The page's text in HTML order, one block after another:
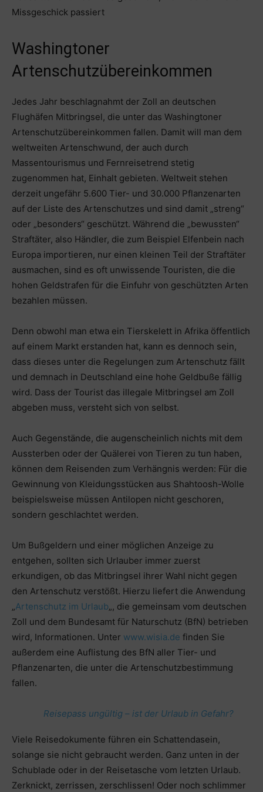
Missgeschick passiert
Washingtoner
Artenschutzübereinkommen
Jedes Jahr beschlagnahmt der Zoll an deutschen
Flughäfen Mitbringsel, die unter das Washingtoner
Artenschutzübereinkommen fallen. Damit will man dem
weltweiten Artenschwund, der auch durch
Massentourismus und Fernreisetrend stetig
zugenommen hat, Einhalt gebieten. Weltweit stehen
derzeit ungefähr 5.600 Tier- und 30.000 Pflanzenarten
auf der Liste des Artenschutzes und sind damit „streng“
oder „besonders“ geschützt. Während die „bewussten“
Straftäter, also Händler, die zum Beispiel Elfenbein nach
Europa importieren, nur einen kleinen Teil der Straftäter
ausmachen, sind es oft unwissende Touristen, die die
hohen Geldstrafen für die Einfuhr von geschützten Arten
bezahlen müssen.
Denn obwohl man etwa ein Tierskelett in Afrika öffentlich
auf einem Markt erstanden hat, kann es dennoch sein,
dass dieses unter die Regelungen zum Artenschutz fällt
und demnach in Deutschland eine hohe Geldbuße fällig
wird. Dass der Tourist das illegale Mitbringsel am Zoll
abgeben muss, versteht sich von selbst.
Auch Gegenstände, die augenscheinlich nichts mit dem
Aussterben oder der Quälerei von Tieren zu tun haben,
können dem Reisenden zum Verhängnis werden: Für die
Gewinnung von Kleidungsstücken aus Shahtoosh-Wolle
beispielsweise müssen Antilopen nicht geschoren,
sondern geschlachtet werden.
Um Bußgeldern und einer möglichen Anzeige zu
entgehen, sollten sich Urlauber immer zuerst
erkundigen, ob das Mitbringsel ihrer Wahl nicht gegen
den Artenschutz verstößt. Hierzu liefert die Anwendung
„Artenschutz im Urlaub„, die gemeinsam vom deutschen
Zoll und dem Bundesamt für Naturschutz (BfN) betrieben
wird, Informationen. Unter www.wisia.de finden Sie
außerdem eine Auflistung des BfN aller Tier- und
Pflanzenarten, die unter die Artenschutzbestimmung
fallen.
Reisepass ungültig – ist der Urlaub in Gefahr?
Viele Reisedokumente führen ein Schattendasein,
solange sie nicht gebraucht werden. Ganz unten in der
Schublade oder in der Reisetasche vom letzten Urlaub.
Zerknickt, zerrissen, zerschlissen! Oder noch schlimmer